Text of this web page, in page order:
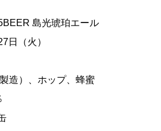
島光琥珀エール
日（火）
造）、ホップ、蜂蜜